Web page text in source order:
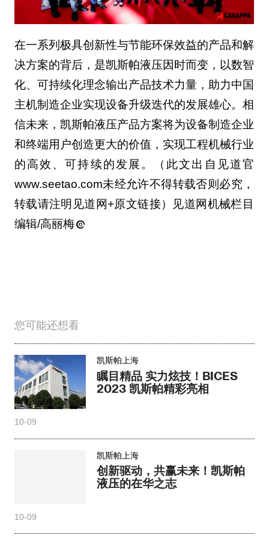
在一系列极具创新性与节能环保效益的产品和解
决方案的背后，是凯斯帕液压因时而变，以数智
化、可持续化理念输出产品技术力量，助力中国
主机制造企业实现设备升级迭代的发展雄心。相
信未来，凯斯帕液压产品方案将为设备制造企业
和终端用户创造更大的价值，实现工程机械行业
的高效、可持续的发展。（此文出自见道官
www.seetao.com未经允许不得转载否则必究，
转载请注明见道网+原文链接）见道网机械栏目
编辑/高丽梅
您可能还想看
凯斯帕上海
瞩目精品 实力炫技！BICES
2023 凯斯帕精彩亮相
10-09
凯斯帕上海
创新驱动，共赢未来！凯斯帕
液压的在华之志
10-09